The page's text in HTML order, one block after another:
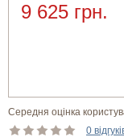
9 625 грн.
Середня оцінка
0